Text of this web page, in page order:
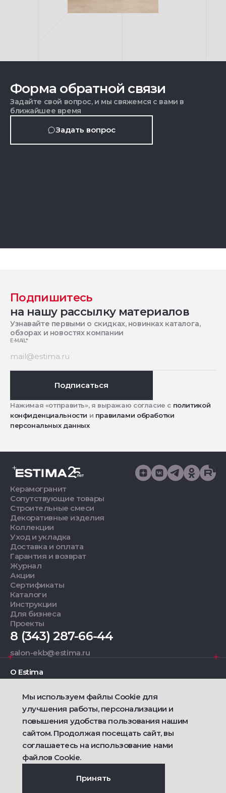
Форма обратной связи
Задайте свой вопрос, и мы свяжемся с вами в
ближайшее время
Задать вопрос
Подпишитесь
на нашу рассылку материалов
Узнавайте первыми о скидках, новинках каталога,
обзорах и новостях компании
E-MAIL*
Подписаться
Нажимая «отправить», я выражаю согласие с политикой
конфиденциальности и правилами обработки
персональных данных
Керамогранит
Сопутствующие товары
Строительные смеси
Декоративные изделия
Коллекции
Уход и укладка
Доставка и оплата
Гарантия и возврат
Журнал
Акции
Сертификаты
Каталоги
Инструкции
Для бизнеса
Проекты
8 (343) 287-66-44
salon-ekb@estima.ru
О Estima
Дизайнерам
Фирменные салоны
2021 — 2026 © Estima
Политика конфиденциальности
Договор публичной оферты о продаже товаров
Ametist IT
Мы используем файлы Cookie для
улучшения работы, персонализации и
повышения удобства пользования нашим
сайтом. Продолжая посещать сайт, вы
соглашаетесь на использование нами
файлов Cookie.
Принять